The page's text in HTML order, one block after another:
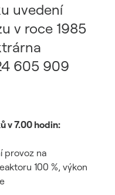
uvedení
v roce 1985
605 909
v 7.00 hodin:
provoz na
100 %, výkon